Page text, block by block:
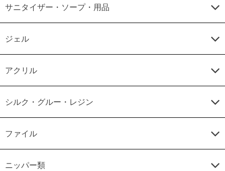
サニタイザー・ソープ・用品
ジェル
アクリル
シルク・グルー・レジン
ファイル
ニッパー類